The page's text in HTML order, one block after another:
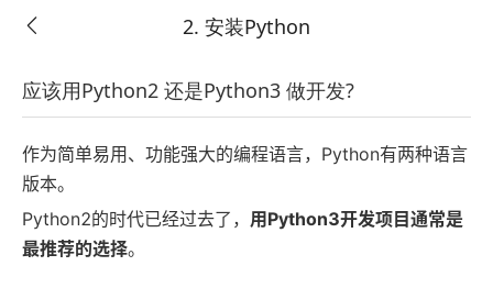
2. 安装Python
Python3零基础入门先导课【适合所有初学者】
如需完整学习课程，请单独购买本课程或开通VIP会
员
立即购买
应该用Python2 还是Python3 做开发?
作为简单易用、功能强大的编程语言，Python有两种语言
版本。
Python2的时代已经过去了， 用Python3开发项目通常是
最推荐的选择。